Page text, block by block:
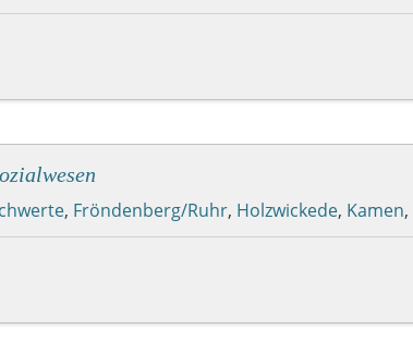
, Fröndenberg/Ruhr, Holzwickede, Kamen,